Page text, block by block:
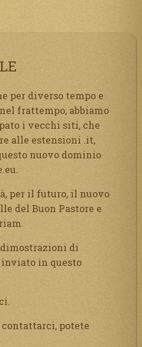
per diverso tempo e
frattempo, abbiamo
i vecchi siti, che
alle estensioni .it,
nuovo dominio
per il futuro, il nuovo
del Buon Pastore e
di
in questo
contattarci, potete